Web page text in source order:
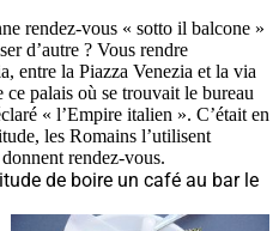
rendez-vous « sotto il balcone »
d’autre ? Vous rendre
entre la Piazza Venezia et la via
palais où se trouvait le bureau
« l’Empire italien ». C’était en
les Romains l’utilisent
rendez-vous.
de boire un café au bar le